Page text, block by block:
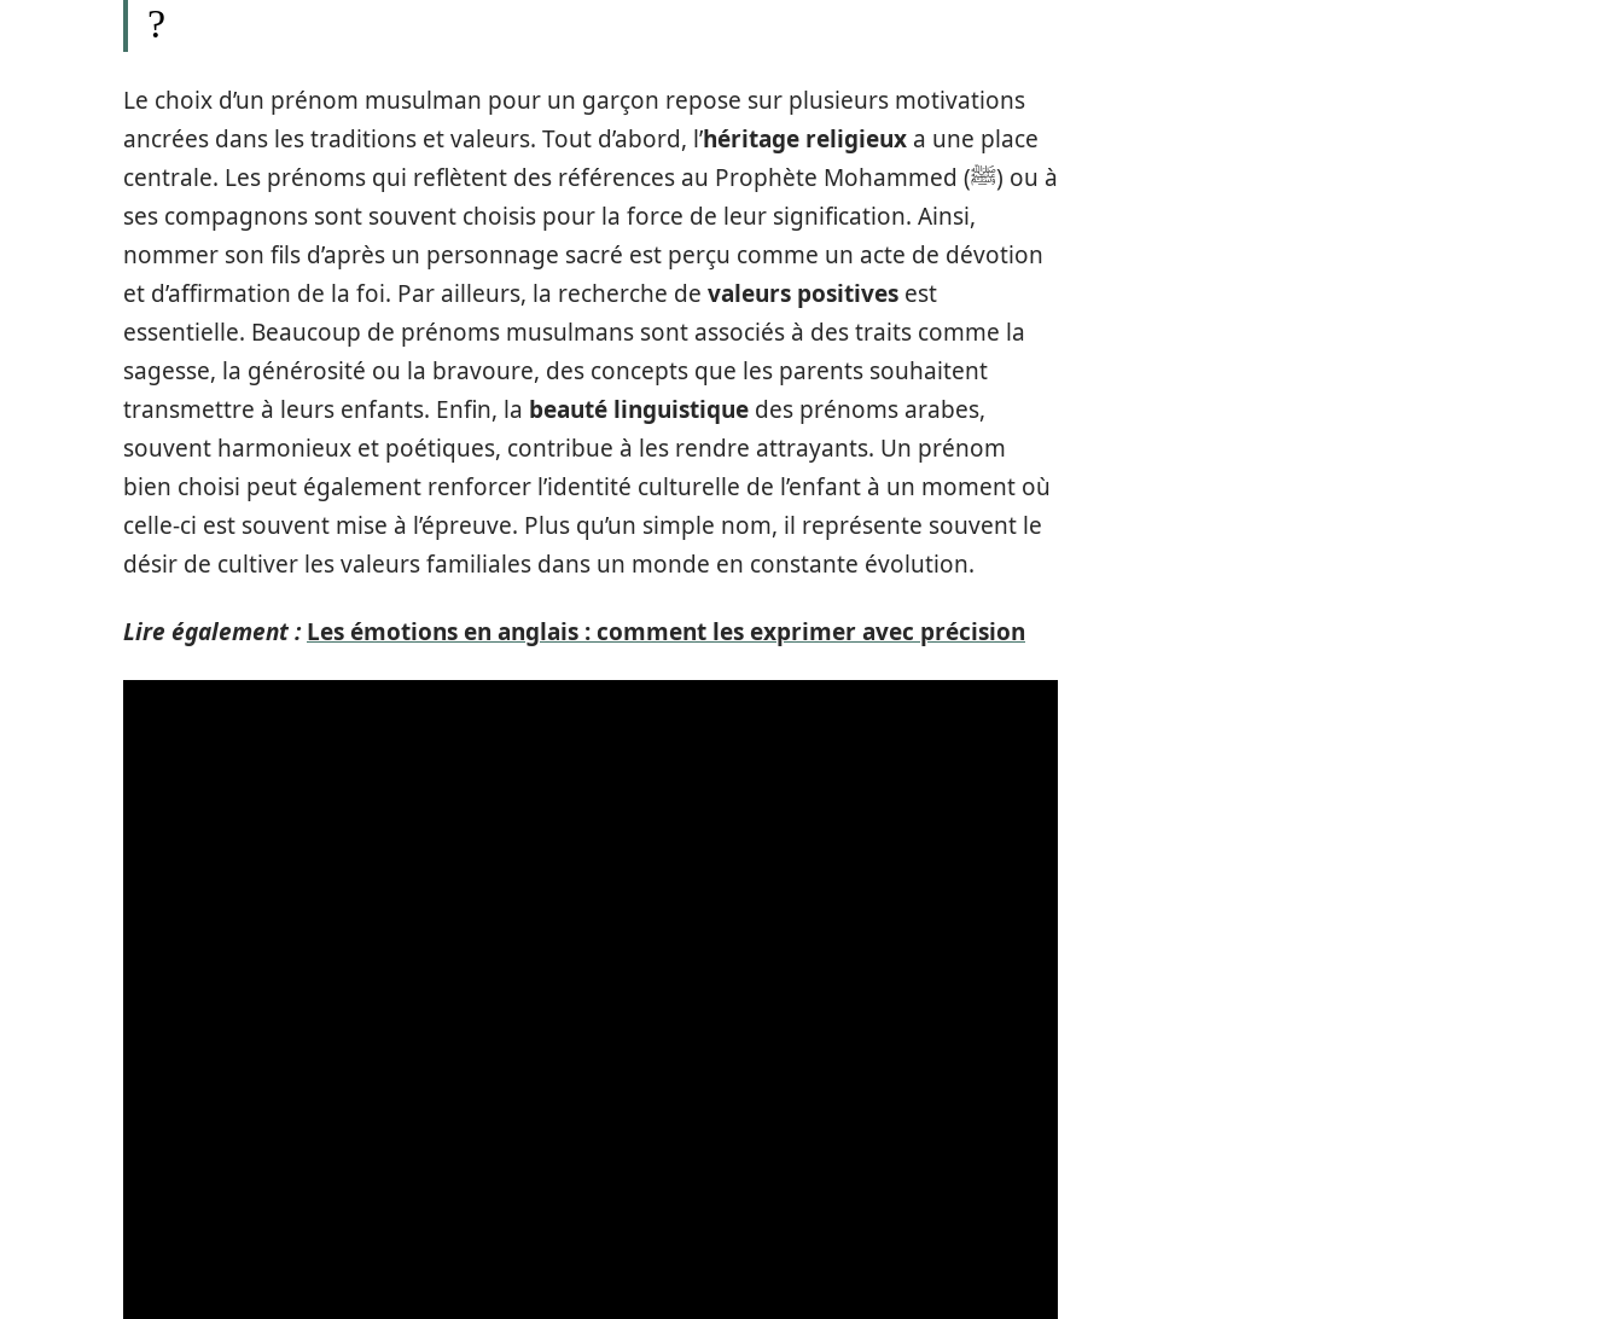
?
Le choix d’un prénom musulman pour un garçon repose sur plusieurs motivations
ancrées dans les traditions et valeurs. Tout d’abord, l’héritage religieux a une place
centrale. Les prénoms qui reflètent des références au Prophète Mohammed (ﷺ) ou à
ses compagnons sont souvent choisis pour la force de leur signification. Ainsi,
nommer son fils d’après un personnage sacré est perçu comme un acte de dévotion
et d’affirmation de la foi. Par ailleurs, la recherche de valeurs positives est
essentielle. Beaucoup de prénoms musulmans sont associés à des traits comme la
sagesse, la générosité ou la bravoure, des concepts que les parents souhaitent
transmettre à leurs enfants. Enfin, la beauté linguistique des prénoms arabes,
souvent harmonieux et poétiques, contribue à les rendre attrayants. Un prénom
bien choisi peut également renforcer l’identité culturelle de l’enfant à un moment où
celle-ci est souvent mise à l’épreuve. Plus qu’un simple nom, il représente souvent le
désir de cultiver les valeurs familiales dans un monde en constante évolution.
Lire également : Les émotions en anglais : comment les exprimer avec précision